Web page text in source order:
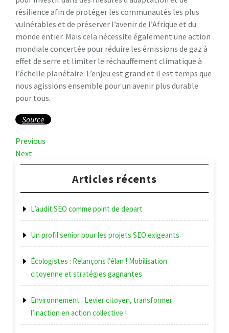
résilience afin de protéger les communautés les plus
vulnérables et de préserver l’avenir de l’Afrique et du
monde entier. Mais cela nécessite également une action
mondiale concertée pour réduire les émissions de gaz à
effet de serre et limiter le réchauffement climatique à
l’échelle planétaire. L’enjeu est grand et il est temps que
nous agissions ensemble pour un avenir plus durable
pour tous.
Source
Navigation
de
l’article
Previous
Post
Previous
Next
Post
Next
Articles récents
L’audit SEO comme point de depart
Un profil senior pour les projets SEO exigeants
Écologistes : Relançons l’élan ! Mobilisation
citoyenne et stratégies gagnantes
Environnement : Levier citoyen, transformer
l’inaction en action collective !